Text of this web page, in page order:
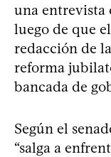
una entrevista
luego de que
redacción de
reforma
bancada de
Según el
“salga a